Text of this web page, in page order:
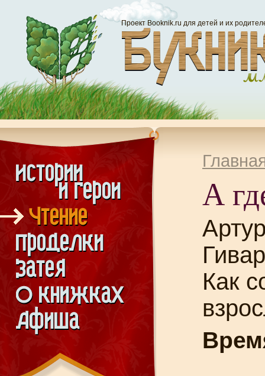
Проект Booknik.ru для детей и их
А
Как